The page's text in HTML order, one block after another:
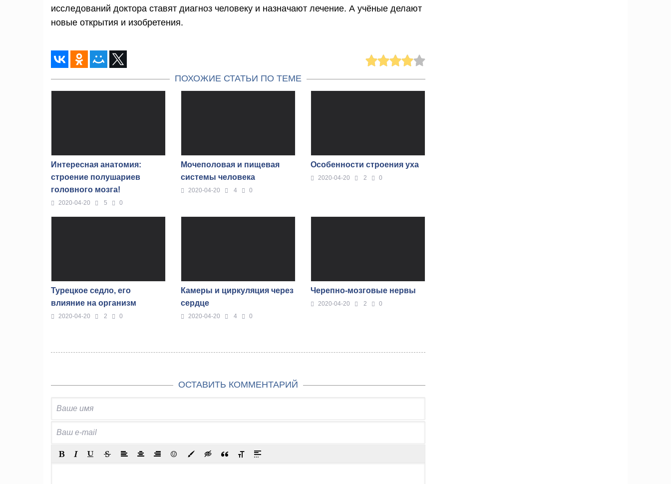
исследований доктора ставят диагноз человеку и назначают лечение. А учёные делают
новые открытия и изобретения.
ПОХОЖИЕ СТАТЬИ ПО ТЕМЕ
Интересная анатомия:
строение полушариев
головного мозга!
2020-04-20 5 0
Мочеполовая и пищевая
системы человека
2020-04-20 4 0
Особенности строения уха
2020-04-20 2 0
Турецкое седло, его
влияние на организм
2020-04-20 2 0
Камеры и циркуляция через
сердце
2020-04-20 4 0
Черепно-мозговые нервы
2020-04-20 2 0
ОСТАВИТЬ КОММЕНТАРИЙ